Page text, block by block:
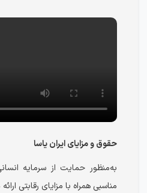
حقوق و مزایای ایران یاسا
به‌منظور حمایت از سرمایه
مناسبی همراه با مزایای رقابتی